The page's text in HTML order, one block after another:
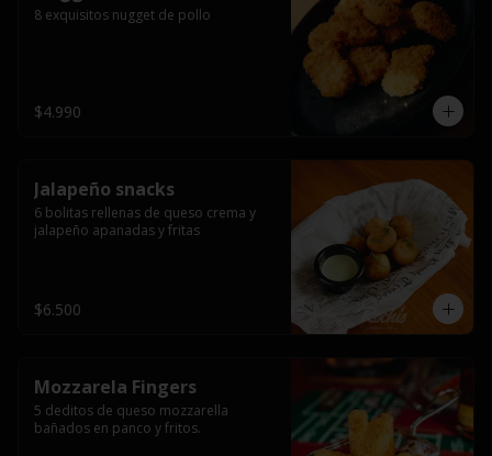
8 exquisitos nugget de pollo
$4.990
Jalapeño snacks
6 bolitas rellenas de queso crema y
jalapeño apanadas y fritas
$6.500
Mozzarela Fingers
5 deditos de queso mozzarella
bañados en panco y fritos.